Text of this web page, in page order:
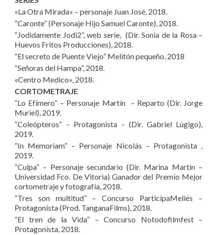
«La Otra Mirada» – personaje Juan José, 2018.
“Caronte” (Personaje Hijo Samuel Caronte), 2018.
“Jodidamente Jodi2”, web serie, (Dir. Sonia de la Rosa –
Huevos Fritos Producciones), 2018.
“El secreto de Puente Viejo” Melitón pequeño, 2018
“Señoras del Hampa”, 2018.
«Centro Medico», 2018.
CORTOMETRAJE
“Lo Efímero” – Personaje Martín – Reparto (Dir. Jorge
Muriel), 2019.
“Coleópteros” – Protagonista – (Dir. Gabriel Lúgigo),
2019.
“In Memoriam” – Personaje Nicolás – Protagonista ,
2019.
“Culpa” – Personaje secundario (Dir. Marina Martin –
Universidad Fco. De Vitoria) Ganador del Premio Mejor
cortometraje y fotografía, 2018.
“Tres son multitud” – Concurso ParticipaMeliés –
Protagonista (Prod. TanganaFilms), 2018.
“El tren de la Vida” – Concurso Notodofilmfest –
Protagonista, 2018.